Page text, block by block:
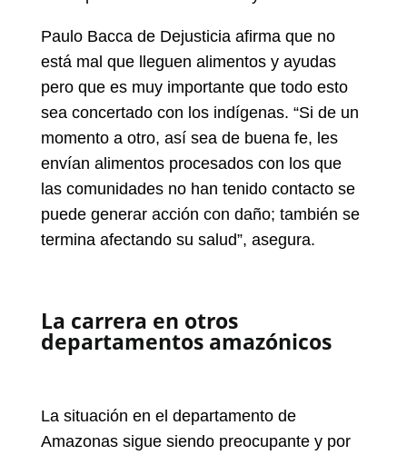
Paulo Bacca de Dejusticia afirma que no
está mal que lleguen alimentos y ayudas
pero que es muy importante que todo esto
sea concertado con los indígenas. “Si de un
momento a otro, así sea de buena fe, les
envían alimentos procesados con los que
las comunidades no han tenido contacto se
puede generar acción con daño; también se
termina afectando su salud”, asegura.
La carrera en otros
departamentos amazónicos
La situación en el departamento de
Amazonas sigue siendo preocupante y por